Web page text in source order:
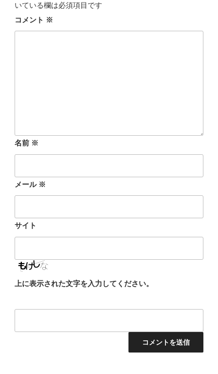
いている欄は必須項目です
コメント ※
名前 ※
メール ※
サイト
上に表示された文字を入力してください。